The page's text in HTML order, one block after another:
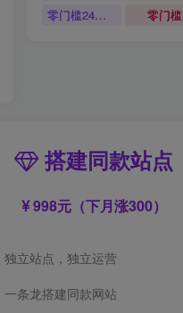
零门槛24小时无人值守被动创收项目
零门槛
搭建同款站点
998元（下月涨300）
独立站点，独立运营
一条龙搭建同款网站